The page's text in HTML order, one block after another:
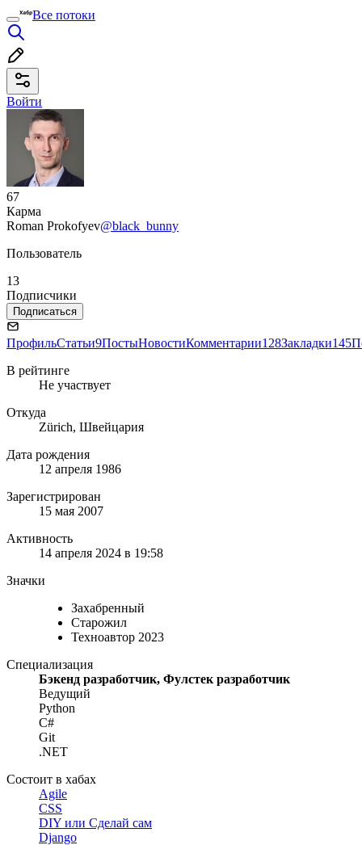
Все потоки
Войти
67
Карма
Roman Prokofyev@black_bunny
Пользователь
13
Подписчики
Подписаться
ПрофильСтатьи9ПостыНовостиКомментарии128Закладки145
В рейтинге
Не участвует
Откуда
Zürich, Швейцария
Дата рождения
12 апреля 1986
Зарегистрирован
15 мая 2007
Активность
14 апреля 2024 в 19:58
Значки
Захабренный
Старожил
Техноавтор 2023
Специализация
Бэкенд разработчик, Фулстек разработчик
Ведущий
Python
C#
Git
.NET
Состоит в хабах
Agile
CSS
DIY или Сделай сам
Django